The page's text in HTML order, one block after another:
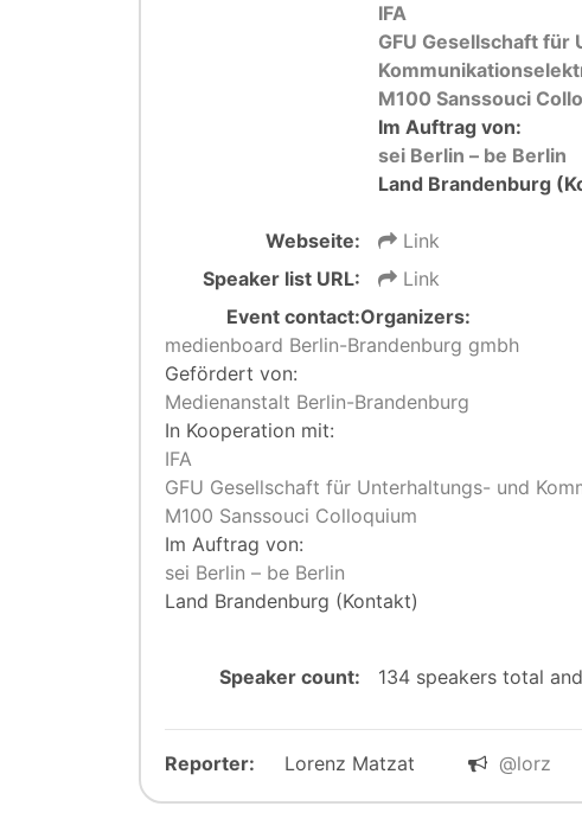
IFA
GFU Gesellschaft
M100 Sanssouci
Im Auftrag von:
sei Berlin – be Berlin
Land Brandenburg
Webseite:
Link
Speaker list URL:
Link
Event contact:Organizers:
medienboard Berlin-Brandenburg gmbh
Gefördert von:
Medienanstalt Berlin-Brandenburg
In Kooperation mit:
IFA
GFU Gesellschaft für Unterhaltungs- und
M100 Sanssouci Colloquium
Im Auftrag von:
sei Berlin – be Berlin
Land Brandenburg (Kontakt)
Speaker count: 134 speakers total
Reporter: Lorenz Matzat @lorz